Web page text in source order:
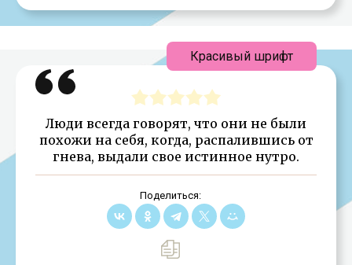
Люди всегда говорят, что они не были
похожи на себя, когда, распалившись от
гнева, выдали свое истинное нутро.
Поделиться:
Красивый шрифт